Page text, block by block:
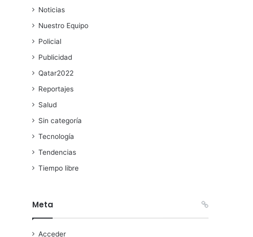
Noticias
Nuestro Equipo
Policial
Publicidad
Qatar2022
Reportajes
Salud
Sin categoría
Tecnología
Tendencias
Tiempo libre
Meta
Acceder